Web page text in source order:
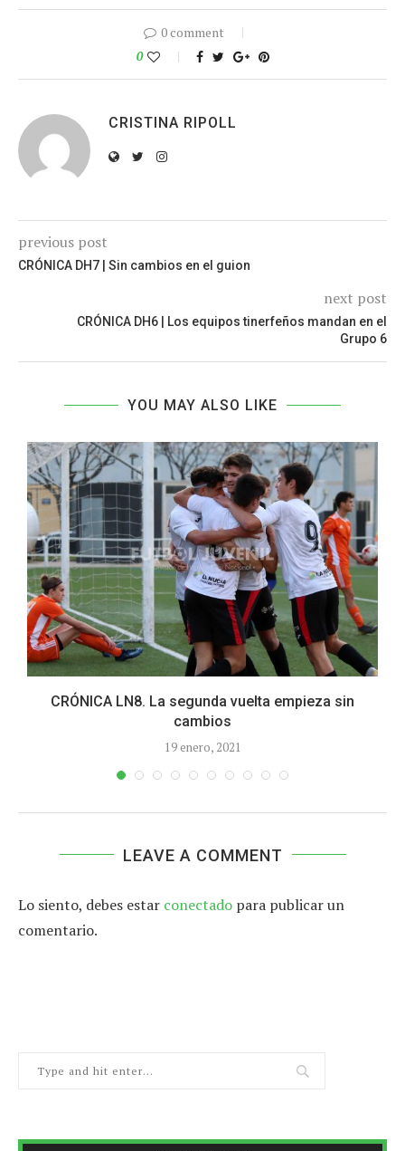
0 comment
0
CRISTINA RIPOLL
previous post
CRÓNICA DH7 | Sin cambios en el guion
next post
CRÓNICA DH6 | Los equipos tinerfeños mandan en el
Grupo 6
YOU MAY ALSO LIKE
CRÓNICA LN8. La segunda vuelta empieza sin
cambios
19 enero, 2021
LEAVE A COMMENT
Lo siento, debes estar conectado para publicar un
comentario.